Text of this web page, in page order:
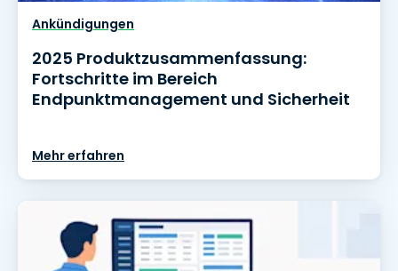
Ankündigungen
2025 Produktzusammenfassung:
Fortschritte im Bereich
Endpunktmanagement und Sicherheit
Mehr erfahren